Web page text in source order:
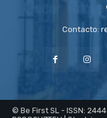
Contacto:
© Be First SL - ISSN: